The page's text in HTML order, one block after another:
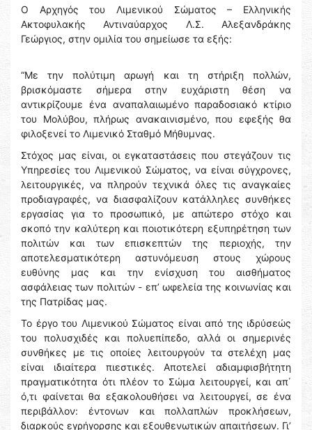
Ο Αρχηγός του Λιμενικού Σώματος – Ελληνικής
Ακτοφυλακής Αντιναύαρχος Λ.Σ. Αλεξανδράκης
Γεώργιος, στην ομιλία του σημείωσε τα εξής:
“Με την πολύτιμη αρωγή και τη στήριξη πολλών,
βρισκόμαστε σήμερα στην ευχάριστη θέση να
αντικρίζουμε ένα αναπαλαιωμένο παραδοσιακό κτίριο
του Μολύβου, πλήρως ανακαινισμένο, που εφεξής θα
φιλοξενεί το Λιμενικό Σταθμό Μήθυμνας.
Στόχος μας είναι, οι εγκαταστάσεις που στεγάζουν τις
Υπηρεσίες του Λιμενικού Σώματος, να είναι σύγχρονες,
λειτουργικές, να πληρούν τεχνικά όλες τις αναγκαίες
προδιαγραφές, να διασφαλίζουν κατάλληλες συνθήκες
εργασίας για το προσωπικό, με απώτερο στόχο και
σκοπό την καλύτερη και ποιοτικότερη εξυπηρέτηση των
πολιτών και των επισκεπτών της περιοχής, την
αποτελεσματικότερη αστυνόμευση στους χώρους
ευθύνης μας και την ενίσχυση του αισθήματος
ασφάλειας των πολιτών - επ’ ωφελεία της κοινωνίας και
της Πατρίδας μας.
Το έργο του Λιμενικού Σώματος είναι από της ιδρύσεώς
του πολυσχιδές και πολυεπίπεδο, αλλά οι σημερινές
συνθήκες με τις οποίες λειτουργούν τα στελέχη μας
είναι ιδιαίτερα πιεστικές. Αποτελεί αδιαμφισβήτητη
πραγματικότητα ότι πλέον το Σώμα λειτουργεί, και απ΄
ό,τι φαίνεται θα εξακολουθήσει να λειτουργεί, σε ένα
περιβάλλον: έντονων και πολλαπλών προκλήσεων,
διαρκούς εγρήγορσης και εξουθενωτικών απαιτήσεων. Γι’